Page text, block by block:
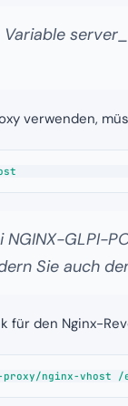
verwenden,
NGINX-GLPI-
Sie auch
für den Nginx-
nginx-vhost